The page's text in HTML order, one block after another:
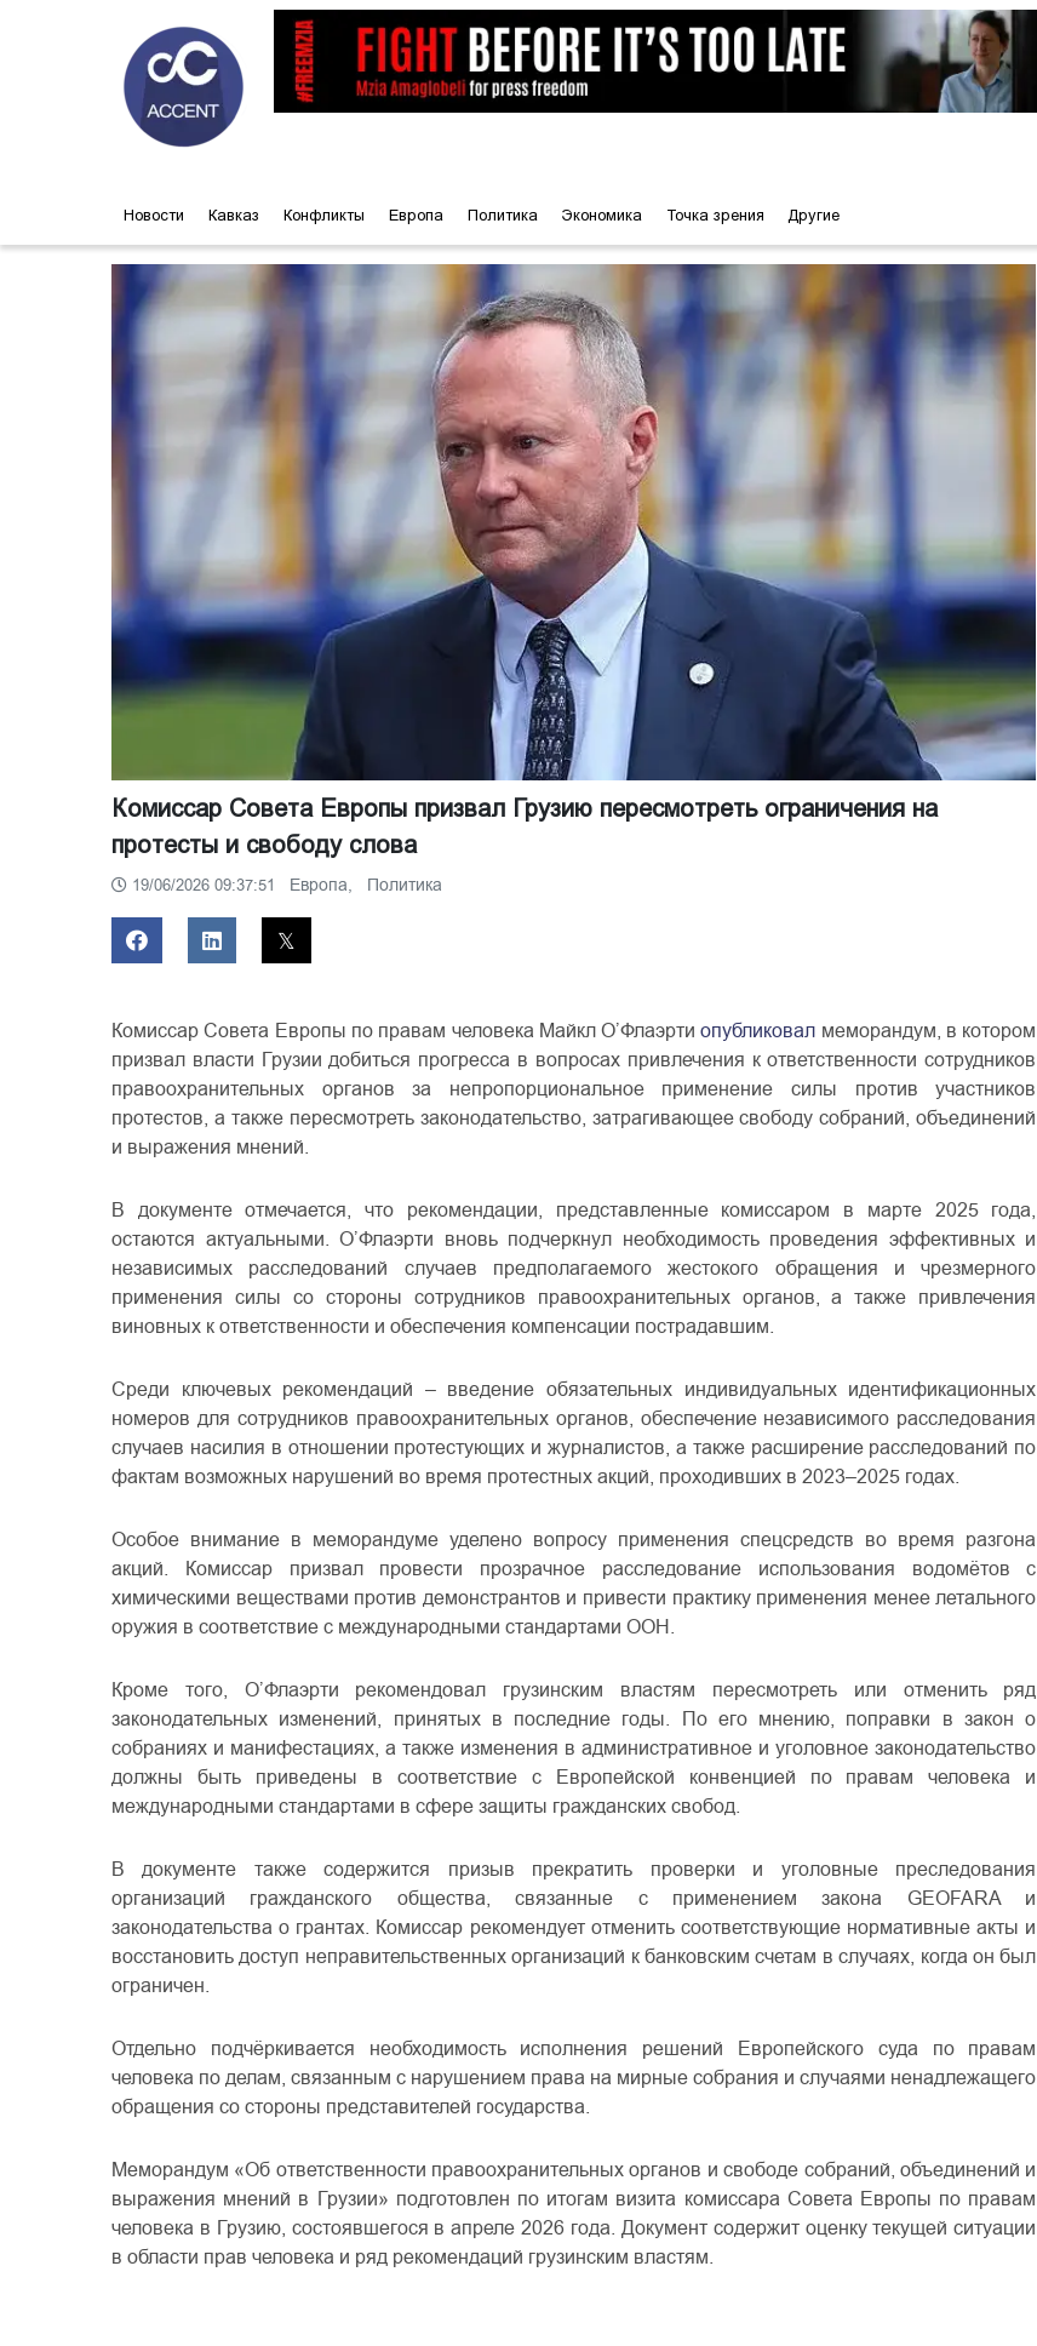
Новости Кавказ Конфликты Европа Политика Экономика Точка зрения Другие
Комиссар Совета Европы призвал Грузию пересмотреть ограничения на
протесты и свободу слова
19/06/2026 09:37:51 Европа, Политика
Комиссар Совета Европы по правам человека Майкл О’Флаэртиопубликовал меморандум, в котором
призвал власти Грузии добиться прогресса в вопросах привлечения к ответственности сотрудников
правоохранительных органов за непропорциональное применение силы против участников
протестов, а также пересмотреть законодательство, затрагивающее свободу собраний, объединений
и выражения мнений.
В документе отмечается, что рекомендации, представленные комиссаром в марте 2025 года,
остаются актуальными. О’Флаэрти вновь подчеркнул необходимость проведения эффективных и
независимых расследований случаев предполагаемого жестокого обращения и чрезмерного
применения силы со стороны сотрудников правоохранительных органов, а также привлечения
виновных к ответственности и обеспечения компенсации пострадавшим.
Среди ключевых рекомендаций – введение обязательных индивидуальных идентификационных
номеров для сотрудников правоохранительных органов, обеспечение независимого расследования
случаев насилия в отношении протестующих и журналистов, а также расширение расследований по
фактам возможных нарушений во время протестных акций, проходивших в 2023–2025 годах.
Особое внимание в меморандуме уделено вопросу применения спецсредств во время разгона
акций. Комиссар призвал провести прозрачное расследование использования водомётов с
химическими веществами против демонстрантов и привести практику применения менее летального
оружия в соответствие с международными стандартами ООН.
Кроме того, О’Флаэрти рекомендовал грузинским властям пересмотреть или отменить ряд
законодательных изменений, принятых в последние годы. По его мнению, поправки в закон о
собраниях и манифестациях, а также изменения в административное и уголовное законодательство
должны быть приведены в соответствие с Европейской конвенцией по правам человека и
международными стандартами в сфере защиты гражданских свобод.
В документе также содержится призыв прекратить проверки и уголовные преследования
организаций гражданского общества, связанные с применением закона GEOFARA и
законодательства о грантах. Комиссар рекомендует отменить соответствующие нормативные акты и
восстановить доступ неправительственных организаций к банковским счетам в случаях, когда он был
ограничен.
Отдельно подчёркивается необходимость исполнения решений Европейского суда по правам
человека по делам, связанным с нарушением права на мирные собрания и случаями ненадлежащего
обращения со стороны представителей государства.
Меморандум «Об ответственности правоохранительных органов и свободе собраний, объединений и
выражения мнений в Грузии» подготовлен по итогам визита комиссара Совета Европы по правам
человека в Грузию, состоявшегося в апреле 2026 года. Документ содержит оценку текущей ситуации
в области прав человека и ряд рекомендаций грузинским властям.